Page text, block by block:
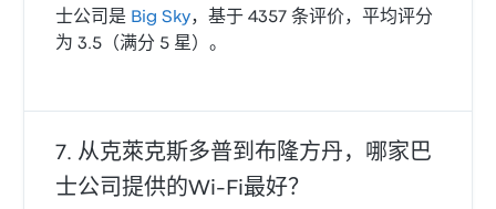
士公司是 Big Sky，基于 4357 条评价，平均评分
为 3.5（满分 5 星）。
从克萊克斯多普到布隆方丹，哪家巴
士公司提供的Wi‑Fi最好？